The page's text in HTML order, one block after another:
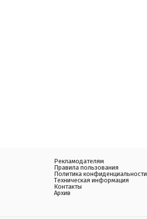
Рекламодателям
Правила пользования
Политика конфиденциальности
Техническая информация
Контакты
Архив